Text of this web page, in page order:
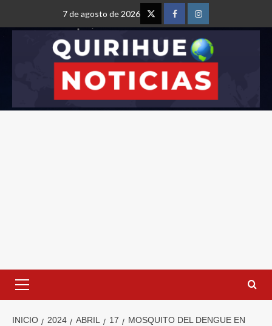
7 de agosto de 2026
INICIO 2024 ABRIL 17
MOSQUITO DEL DENGUE EN